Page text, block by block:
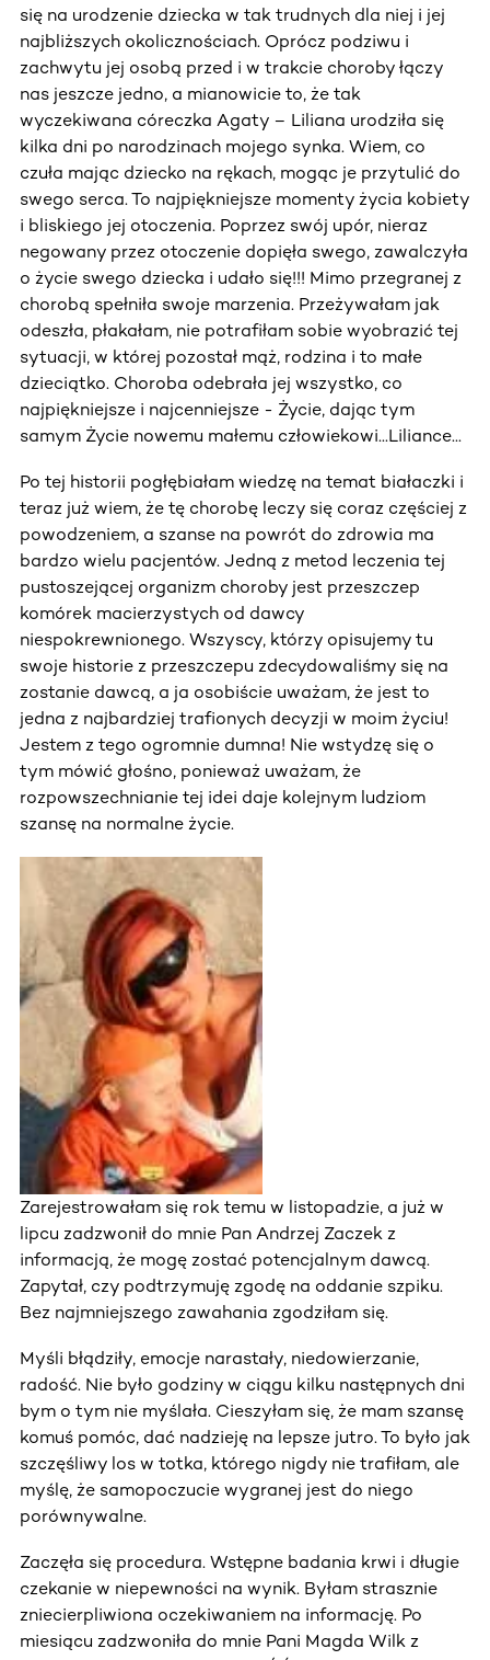
się na urodzenie dziecka w tak trudnych dla niej i jej
najbliższych okolicznościach. Oprócz podziwu i
zachwytu jej osobą przed i w trakcie choroby łączy
nas jeszcze jedno, a mianowicie to, że tak
wyczekiwana córeczka Agaty – Liliana urodziła się
kilka dni po narodzinach mojego synka. Wiem, co
czuła mając dziecko na rękach, mogąc je przytulić do
swego serca. To najpiękniejsze momenty życia kobiety
i bliskiego jej otoczenia. Poprzez swój upór, nieraz
negowany przez otoczenie dopięła swego, zawalczyła
o życie swego dziecka i udało się!!! Mimo przegranej z
chorobą spełniła swoje marzenia. Przeżywałam jak
odeszła, płakałam, nie potrafiłam sobie wyobrazić tej
sytuacji, w której pozostał mąż, rodzina i to małe
dzieciątko. Choroba odebrała jej wszystko, co
najpiękniejsze i najcenniejsze - Życie, dając tym
samym Życie nowemu małemu człowiekowi...Liliance...
Po tej historii pogłębiałam wiedzę na temat białaczki i
teraz już wiem, że tę chorobę leczy się coraz częściej z
powodzeniem, a szanse na powrót do zdrowia ma
bardzo wielu pacjentów. Jedną z metod leczenia tej
pustoszejącej organizm choroby jest przeszczep
komórek macierzystych od dawcy
niespokrewnionego. Wszyscy, którzy opisujemy tu
swoje historie z przeszczepu zdecydowaliśmy się na
zostanie dawcą, a ja osobiście uważam, że jest to
jedna z najbardziej trafionych decyzji w moim życiu!
Jestem z tego ogromnie dumna! Nie wstydzę się o
tym mówić głośno, ponieważ uważam, że
rozpowszechnianie tej idei daje kolejnym ludziom
szansę na normalne życie.
Zarejestrowałam się rok temu w listopadzie, a już w
lipcu zadzwonił do mnie Pan Andrzej Zaczek z
informacją, że mogę zostać potencjalnym dawcą.
Zapytał, czy podtrzymuję zgodę na oddanie szpiku.
Bez najmniejszego zawahania zgodziłam się.
Myśli błądziły, emocje narastały, niedowierzanie,
radość. Nie było godziny w ciągu kilku następnych dni
bym o tym nie myślała. Cieszyłam się, że mam szansę
komuś pomóc, dać nadzieję na lepsze jutro. To było jak
szczęśliwy los w totka, którego nigdy nie trafiłam, ale
myślę, że samopoczucie wygranej jest do niego
porównywalne.
Zaczęła się procedura. Wstępne badania krwi i długie
czekanie w niepewności na wynik. Byłam strasznie
zniecierpliwiona oczekiwaniem na informację. Po
miesiącu zadzwoniła do mnie Pani Magda Wilk z